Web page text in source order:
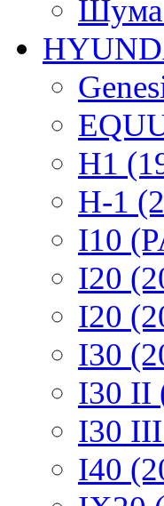
Шума
H1
H-1
I10
I20
I20
I30
I30 II
I30
I40